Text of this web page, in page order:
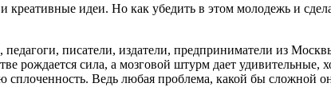
и креативные идеи. Но как убедить в этом молодежь и
писатели, издатели, предприниматели из
рождается сила, а мозговой штурм дает
Ведь любая проблема, какой бы сложной